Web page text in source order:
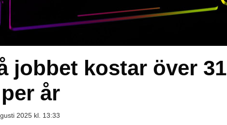
jobbet kostar över 31
år
2025 kl. 13:33